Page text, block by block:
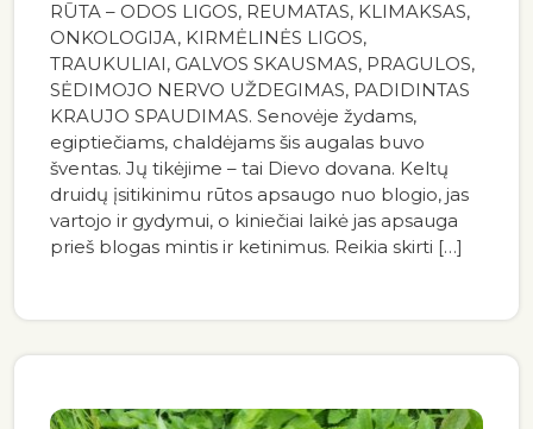
RŪTA – ODOS LIGOS, REUMATAS, KLIMAKSAS,
ONKOLOGIJA, KIRMĖLINĖS LIGOS,
TRAUKULIAI, GALVOS SKAUSMAS, PRAGULOS,
SĖDIMOJO NERVO UŽDEGIMAS, PADIDINTAS
KRAUJO SPAUDIMAS. Senovėje žydams,
egiptiečiams, chaldėjams šis augalas buvo
šventas. Jų tikėjime – tai Dievo dovana. Keltų
druidų įsitikinimu rūtos apsaugo nuo blogio, jas
vartojo ir gydymui, o kiniečiai laikė jas apsauga
prieš blogas mintis ir ketinimus. Reikia skirti […]